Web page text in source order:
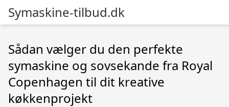
Symaskine-tilbud.dk
Sådan vælger du den perfekte
symaskine og sovsekande fra Royal
Copenhagen til dit kreative
køkkenprojekt